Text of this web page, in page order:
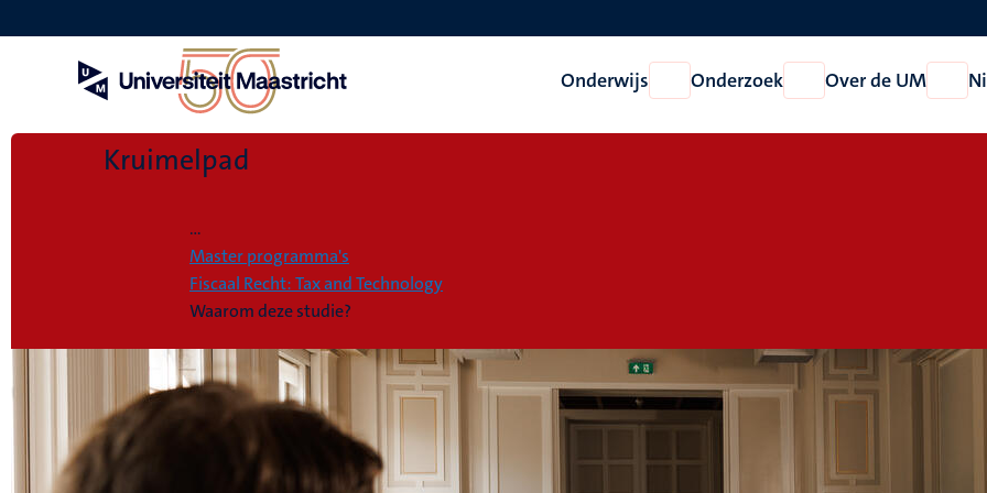
en
Onderwijs
Open
Onderwijs
Onderzoek
Open
Onderzoek
Over de UM
Open
Over
Kruimelpad
...
Master programma's
Fiscaal Recht: Tax and Technology
Waarom deze studie?